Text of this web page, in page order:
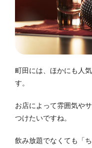
町田には、ほかにも人
す。
お店によって雰囲気や
つけたいですね。
飲み放題でなくても「